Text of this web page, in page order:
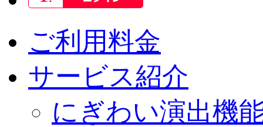
ご利用料金
サービス紹介
にぎわい演出機